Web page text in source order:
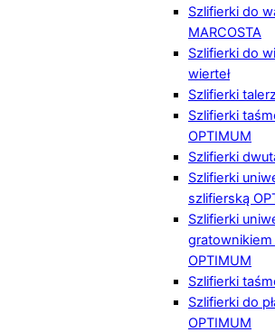
Szlifierki do
MARCOSTA
Szlifierki do
wierteł
Szlifierki
Szlifierki
OPTIMUM
Szlifierki
Szlifierki
szlifierską
Szlifierki
OPTIMUM
Szlifierki
Szlifierki do
OPTIMUM